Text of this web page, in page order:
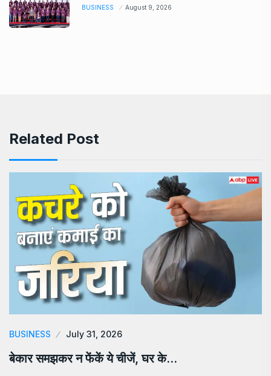
BUSINESS August 9, 2026
Related Post
BUSINESS July 31, 2026
बेकार समझकर न फेंकें ये चीजें, घर के…